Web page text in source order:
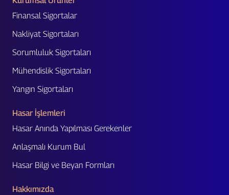
Finansal Sigortalar
Nakliyat Sigortaları
Sorumluluk Sigortaları
Mühendislik Sigortaları
Yangın Sigortaları
Hasar İşlemleri
Hasar Anında Yapılması Gerekenler
Anlaşmalı Kurum Bul
Hasar Bilgi ve Beyan Formları
Hakkımızda